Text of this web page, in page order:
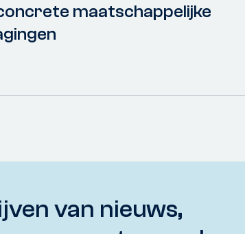
maatschappelijke
van nieuws,